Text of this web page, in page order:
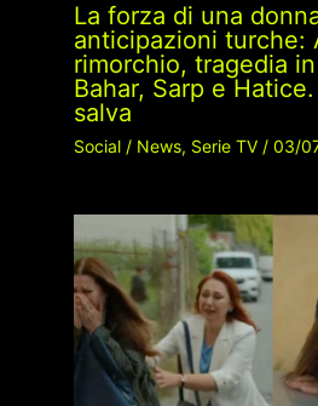
La forza di una
anticipazioni turche:
rimorchio, tragedia
Bahar, Sarp e
salva
Social/ News, Serie TV/ 03/